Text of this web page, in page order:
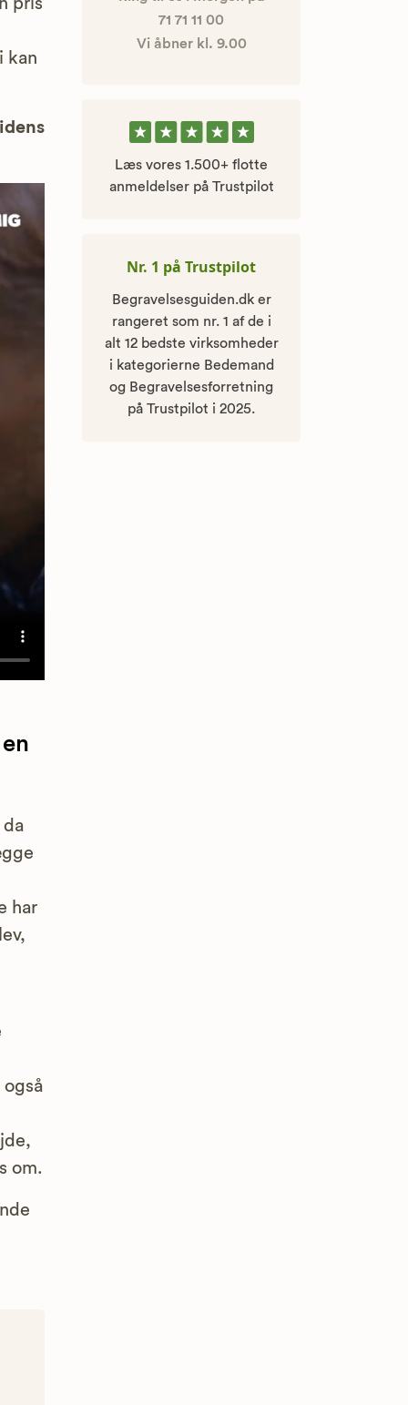
pris
kan
har
om.
71 71 11 00
Vi åbner kl. 9.00
Læs vores 1.500+ flotte
anmeldelser på Trustpilot
Nr. 1 på Trustpilot
Begravelsesguiden.dk er
rangeret som nr. 1 af de i
alt 12 bedste virksomheder
i kategorierne Bedemand
og Begravelsesforretning
på Trustpilot i 2025.